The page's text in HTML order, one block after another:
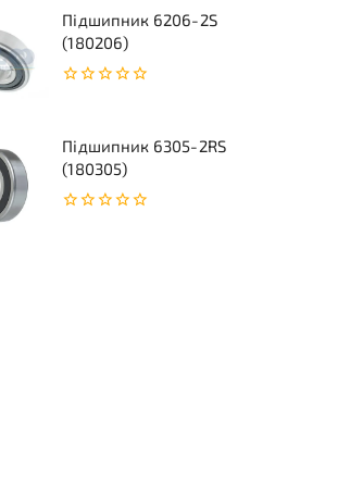
Підшипник 6206-2S
(180206)
Підшипник 6305-2RS
(180305)